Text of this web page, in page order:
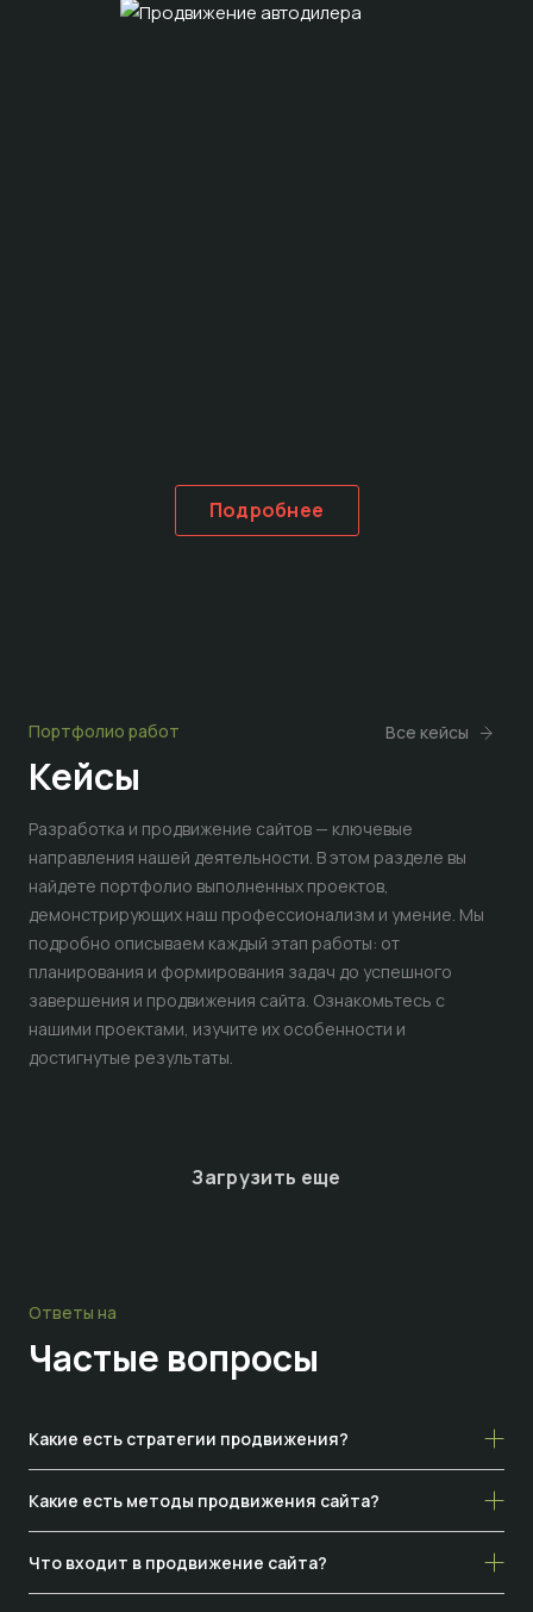
Подробнее
Портфолио работ
Кейсы
Все кейсы
Разработка и продвижение сайтов — ключевые
направления нашей деятельности. В этом разделе вы
найдете портфолио выполненных проектов,
демонстрирующих наш профессионализм и умение. Мы
подробно описываем каждый этап работы: от
планирования и формирования задач до успешного
завершения и продвижения сайта. Ознакомьтесь с
нашими проектами, изучите их особенности и
достигнутые результаты.
Загрузить еще
Ответы на
Частые вопросы
Какие есть стратегии продвижения?
Какие есть методы продвижения сайта?
Что входит в продвижение сайта?